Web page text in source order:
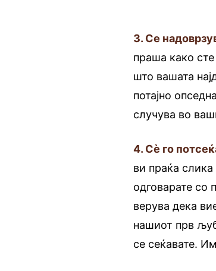
3. Се
праша како
што вашата
потајно
случува во
4. Сѐ го
ви праќа
одговарате со
верува дека
нашиот прв
се сеќавате.